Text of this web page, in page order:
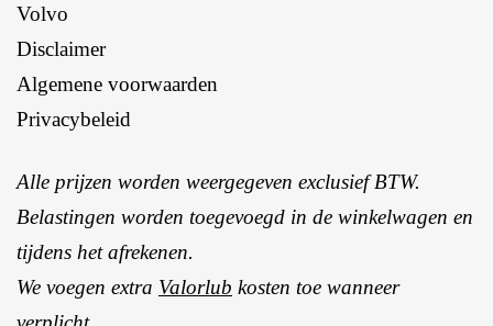
Volvo
Disclaimer
Algemene voorwaarden
Privacybeleid
Alle prijzen worden weergegeven exclusief BTW.
Belastingen worden toegevoegd in de winkelwagen en
tijdens het afrekenen.
We voegen extra Valorlub kosten toe wanneer